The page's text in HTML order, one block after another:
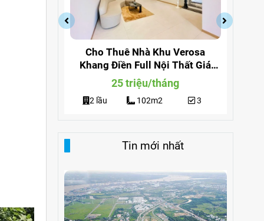
Cho Thuê Nhà Khu Verosa
Khang Điền Full Nội Thất Giá
Siêu Rẻ
25 triệu/tháng
2 lầu 102m2 3
Tin mới nhất